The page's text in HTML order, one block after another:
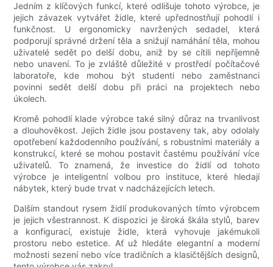
Jedním z klíčových funkcí, které odlišuje tohoto výrobce, je
jejich závazek vytvářet židle, které upřednostňují pohodlí i
funkčnost. U ergonomicky navržených sedadel, která
podporují správné držení těla a snižují namáhání těla, mohou
uživatelé sedět po delší dobu, aniž by se cítili nepříjemně
nebo unavení. To je zvláště důležité v prostředí počítačové
laboratoře, kde mohou být studenti nebo zaměstnanci
povinni sedět delší dobu při práci na projektech nebo
úkolech.
Kromě pohodlí klade výrobce také silný důraz na trvanlivost
a dlouhověkost. Jejich židle jsou postaveny tak, aby odolaly
opotřebení každodenního používání, s robustními materiály a
konstrukcí, které se mohou postavit častému používání více
uživatelů. To znamená, že investice do židlí od tohoto
výrobce je inteligentní volbou pro instituce, které hledají
nábytek, který bude trvat v nadcházejících letech.
Dalším standout rysem židlí produkovaných tímto výrobcem
je jejich všestrannost. K dispozici je široká škála stylů, barev
a konfigurací, existuje židle, která vyhovuje jakémukoli
prostoru nebo estetice. Ať už hledáte elegantní a moderní
možnosti sezení nebo více tradičních a klasičtějších designů,